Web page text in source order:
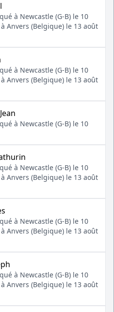
à Newcastle (G-B) le 10
Anvers (Belgique) le 13 août
à Newcastle (G-B) le 10
Anvers (Belgique) le 13 août
à Newcastle (G-B) le 10
à Newcastle (G-B) le 10
Anvers (Belgique) le 13 août
à Newcastle (G-B) le 10
Anvers (Belgique) le 13 août
à Newcastle (G-B) le 10
Anvers (Belgique) le 13 août